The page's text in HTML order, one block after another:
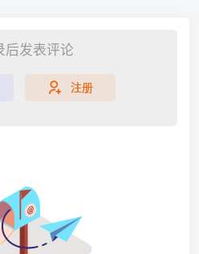
后发表评论
注册